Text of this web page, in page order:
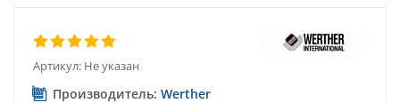
Артикул: Не указан
Производитель: Werther